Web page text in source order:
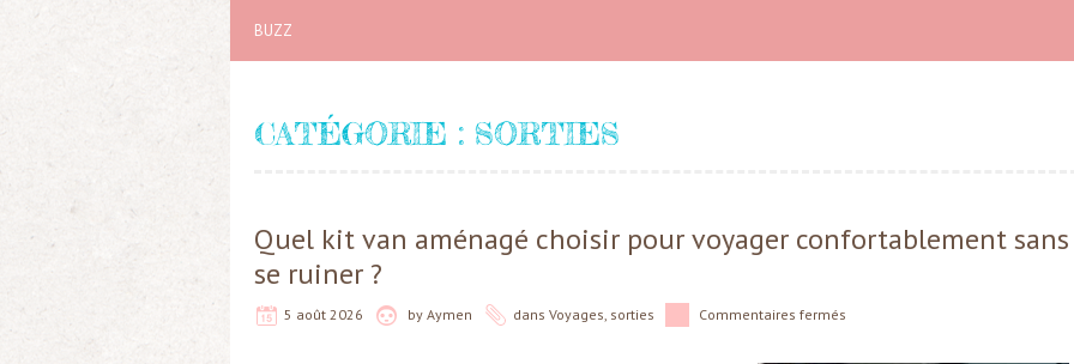
BUZZ
CATÉGORIE : SORTIES
Quel kit van aménagé choisir pour voyager confortablement sans
se ruiner ?
5 août 2026 by Aymen dans Voyages, sorties Commentaires fermés